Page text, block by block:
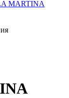
MARTINA